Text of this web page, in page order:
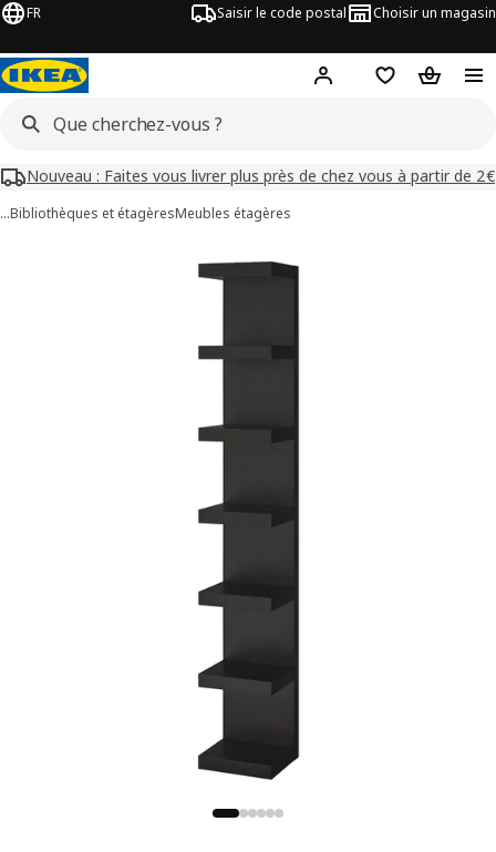
FR Saisir le code postal Choisir un magasin
Mon compteFavorisPanier
Nouveau : Faites vous livrer plus près de chez vous à partir de 2€
…Bibliothèques et étagèresMeubles étagères